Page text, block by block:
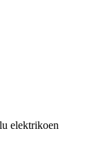
elektrikoen